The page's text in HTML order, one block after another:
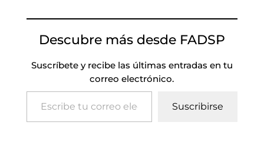
Descubre más desde FADSP
Suscríbete y recibe las últimas entradas en tu
correo electrónico.
Escribe tu correo electrónico…
Suscribirse